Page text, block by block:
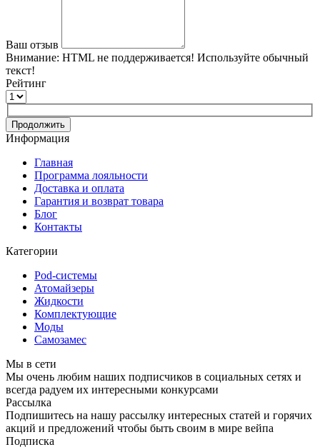
Ваш отзыв
Внимание: HTML не поддерживается! Используйте обычный
текст!
Рейтинг
Продолжить
Информация
Главная
Программа лояльности
Доставка и оплата
Гарантия и возврат товара
Блог
Контакты
Категории
Pod-системы
Атомайзеры
Жидкости
Комплектующие
Моды
Самозамес
Мы в сети
Мы очень любим наших подписчиков в социальных сетях и
всегда радуем их интересными конкурсами
Рассылка
Подпишитесь на нашу рассылку интересных статей и горячих
акций и предложений чтобы быть своим в мире вейпа
Подписка